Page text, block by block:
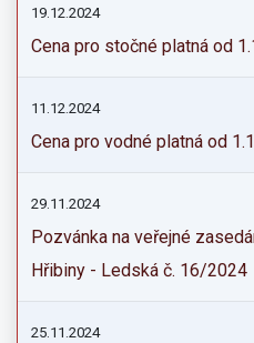
19.12.2024
Cena pro stočné platná od
11.12.2024
Cena pro vodné platná od
29.11.2024
Pozvánka na veřejné
Hřibiny - Ledská č. 16/2024
25.11.2024